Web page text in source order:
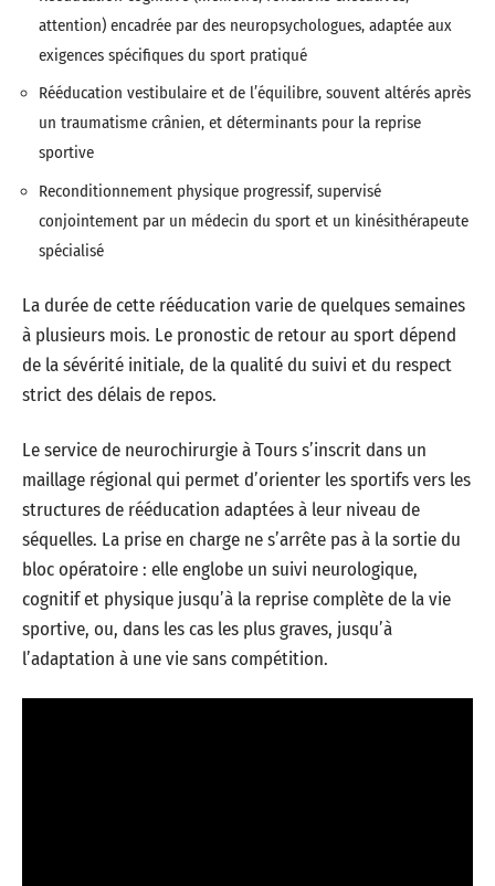
attention) encadrée par des neuropsychologues, adaptée aux
exigences spécifiques du sport pratiqué
Rééducation vestibulaire et de l’équilibre, souvent altérés après
un traumatisme crânien, et déterminants pour la reprise
sportive
Reconditionnement physique progressif, supervisé
conjointement par un médecin du sport et un kinésithérapeute
spécialisé
La durée de cette rééducation varie de quelques semaines
à plusieurs mois. Le pronostic de retour au sport dépend
de la sévérité initiale, de la qualité du suivi et du respect
strict des délais de repos.
Le service de neurochirurgie à Tours s’inscrit dans un
maillage régional qui permet d’orienter les sportifs vers les
structures de rééducation adaptées à leur niveau de
séquelles. La prise en charge ne s’arrête pas à la sortie du
bloc opératoire : elle englobe un suivi neurologique,
cognitif et physique jusqu’à la reprise complète de la vie
sportive, ou, dans les cas les plus graves, jusqu’à
l’adaptation à une vie sans compétition.